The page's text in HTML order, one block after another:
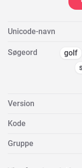
Unicode-navn
Søgeord golf
Version
Kode
Gruppe